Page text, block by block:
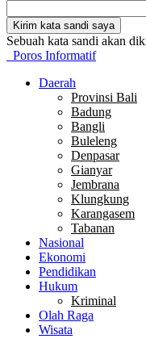
Sebuah kata sandi akan
Poros Informatif
Daerah
Provinsi Bali
Badung
Bangli
Buleleng
Denpasar
Gianyar
Jembrana
Klungkung
Karangasem
Tabanan
Nasional
Ekonomi
Pendidikan
Hukum
Kriminal
Olah Raga
Wisata